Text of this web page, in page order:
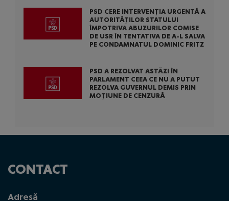
PSD CERE INTERVENȚIA URGENTĂ A
AUTORITĂȚILOR STATULUI
ÎMPOTRIVA ABUZURILOR COMISE
DE USR ÎN TENTATIVA DE A-L SALVA
PE CONDAMNATUL DOMINIC FRITZ
PSD A REZOLVAT ASTĂZI ÎN
PARLAMENT CEEA CE NU A PUTUT
REZOLVA GUVERNUL DEMIS PRIN
MOȚIUNE DE CENZURĂ
CONTACT
Adresă